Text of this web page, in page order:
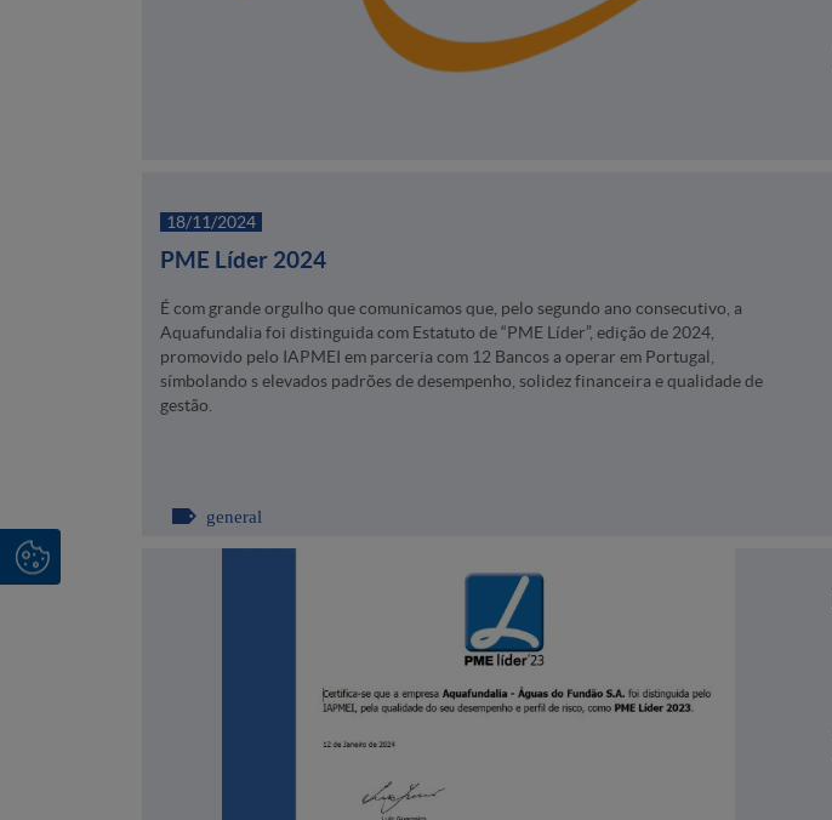
18/11/2024
PME Líder 2024
É com grande orgulho que comunicamos que, pelo segundo ano consecutivo, a
Aquafundalia foi distinguida com Estatuto de “PME Líder”, edição de 2024,
promovido pelo IAPMEI em parceria com 12 Bancos a operar em Portugal,
símbolando s elevados padrões de desempenho, solidez financeira e qualidade de
gestão.
general